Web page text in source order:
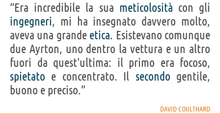
IDENTIKIT E DATI ANAGRAFICI
David Marshall
Cognome Coulthard
Pseudonimo David Coulthard
Nato 27 marzo 1971
Sesso maschile
Nazionalità britannica
Professione pilota automobilistico( pilota di Formula 1)
Segno zodiacale Ariete
Frasi, citazioni e aforismi di David Coulthard
“Era incredibile la sua meticolosità con gli
ingegneri, mi ha insegnato davvero molto,
aveva una grande etica. Esistevano comunque
due Ayrton, uno dentro la vettura e un altro
fuori da quest'ultima: il primo era focoso,
spietato e concentrato. Il secondo gentile,
buono e preciso.”
DAVID COULTHARD